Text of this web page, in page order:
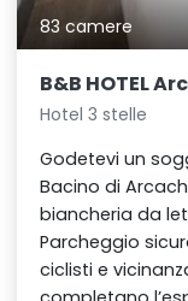
83 camere
B&B HOTEL
Hotel 3 stelle
Godetevi un
Bacino di
biancheria da
Parcheggio
ciclisti e